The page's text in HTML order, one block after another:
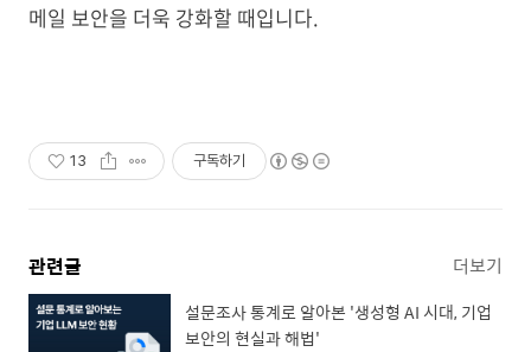
메일 보안을 더욱 강화할 때입니다.
13 구독하기
관련글 더보기
설문조사 통계로 알아본 '생성형 AI 시대, 기업
보안의 현실과 해법'